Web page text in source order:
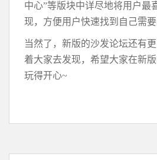
中心”等版块中详尽地将用户最
现，方便用户快速找到自己需要
当然了，新版的沙发论坛还有
着大家去发现，希望大家在新
玩得开心~